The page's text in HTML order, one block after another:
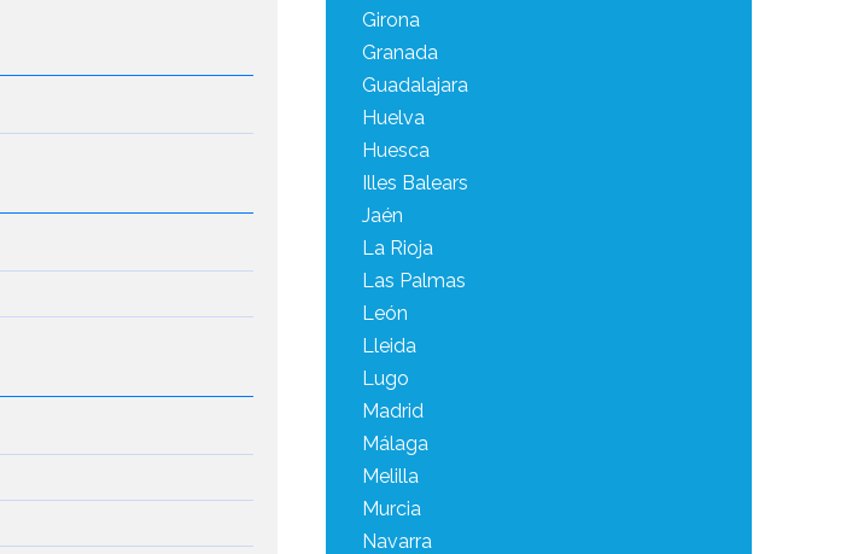
Girona
Granada
Guadalajara
Huelva
Huesca
Illes Balears
Jaén
La Rioja
Las Palmas
León
Lleida
Lugo
Madrid
Málaga
Melilla
Murcia
Navarra